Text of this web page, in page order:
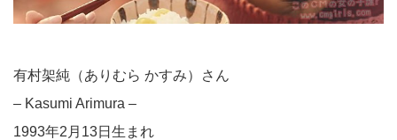
有村架純（ありむら かすみ）さん
– Kasumi Arimura –
1993年2月13日生まれ